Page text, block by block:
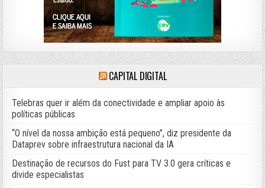
CAPITAL DIGITAL
Telebras quer ir além da conectividade e ampliar apoio às
políticas públicas
“O nível da nossa ambição está pequeno”, diz presidente da
Dataprev sobre infraestrutura nacional da IA
Destinação de recursos do Fust para TV 3.0 gera críticas e
divide especialistas